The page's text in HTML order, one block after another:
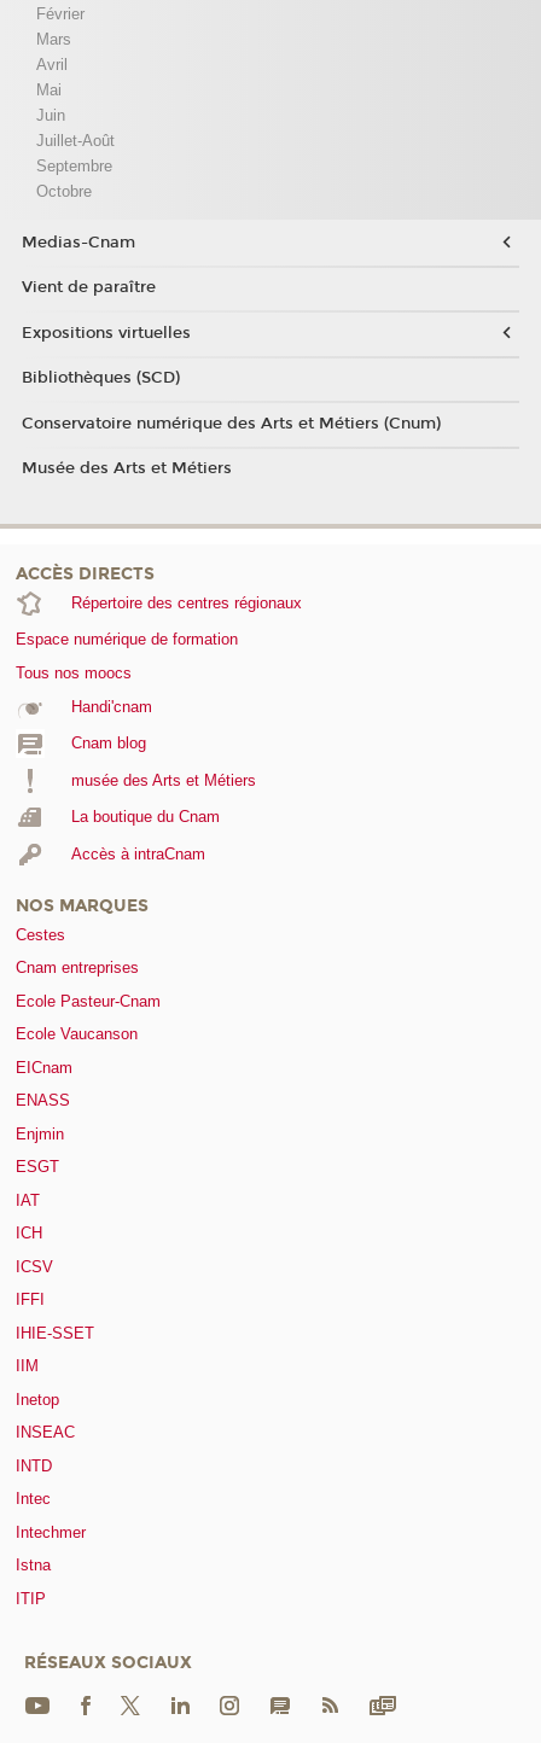
Février
Mars
Avril
Mai
Juin
Juillet-Août
Septembre
Octobre
Medias-Cnam
Vient de paraître
Expositions virtuelles
Bibliothèques (SCD)
Conservatoire numérique des Arts et Métiers (Cnum)
Musée des Arts et Métiers
ACCÈS DIRECTS
Répertoire des centres régionaux
Espace numérique de formation
Tous nos moocs
Handi'cnam
Cnam blog
musée des Arts et Métiers
La boutique du Cnam
Accès à intraCnam
NOS MARQUES
Cestes
Cnam entreprises
Ecole Pasteur-Cnam
Ecole Vaucanson
EICnam
ENASS
Enjmin
ESGT
IAT
ICH
ICSV
IFFI
IHIE-SSET
IIM
Inetop
INSEAC
INTD
Intec
Intechmer
Istna
ITIP
RÉSEAUX SOCIAUX